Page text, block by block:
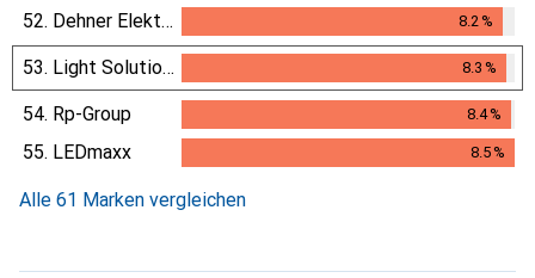
8%
52. Dehner Elektronik 8.2 %
8.2%
53. Light Solutions 8.3 %
8.3%
54. Rp-Group 8.4%
8.4%
55. LEDmaxx 8.5%
Alle 61 Marken vergleichen